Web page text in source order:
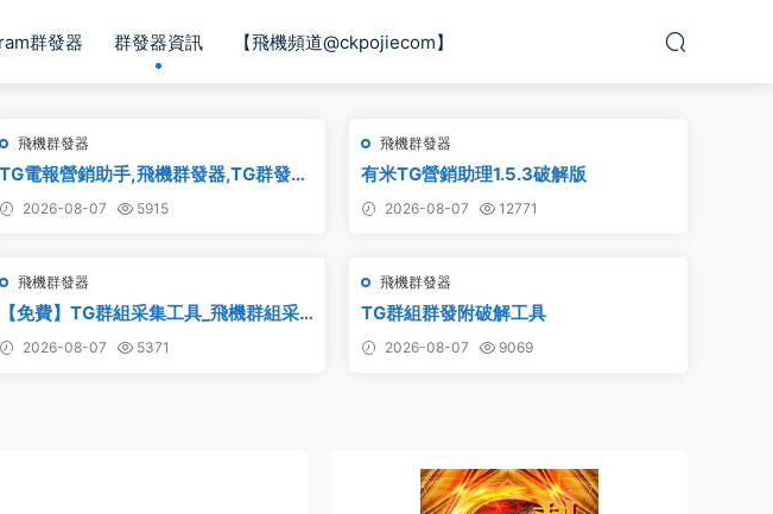
群發器 群發器資訊 【飛機頻道@ckpojiecom】
飛機群發器
TG電報營銷助手,飛機群發器,TG群發
器,群發器破解版,群發軟件,群發工具,群
發協議,Telegram群發器,電報群發,協議
2026-08-07 5915
飛機群發器
有米TG營銷助理1.5.3破解版
2026-08-07 12771
飛機群發器
【免費】TG群組采集工具_飛機群組采
集軟件_電報群組采集_telegram群組采
集
2026-08-07 5371
飛機群發器
TG群組群發附破解工具
2026-08-07 9069